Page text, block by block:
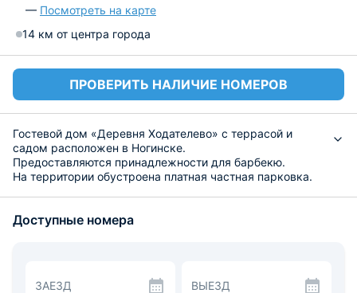
— Посмотреть на карте
14 км от центра города
ПРОВЕРИТЬ НАЛИЧИЕ НОМЕРОВ
Гостевой дом «Деревня Ходателево» с террасой и
садом расположен в Ногинске.
Предоставляются принадлежности для барбекю.
На территории обустроена платная частная парковка.
Ходателево» в числе удобств гостиная зона.
международного аэропорта Жуковский — 52 км.
Доступные номера
ЗАЕЗД ВЫЕЗД